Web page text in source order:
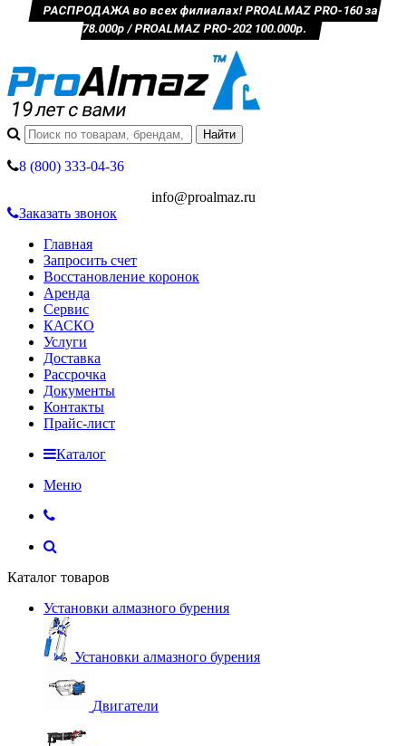
РАСПРОДАЖА во всех филиалах! PROALMAZ PRO-160 за
78.000р / PROALMAZ PRO-202 100.000р.
8 (800) 333-04-36
info@proalmaz.ru
Заказать звонок
Главная
Запросить счет
Восстановление коронок
Аренда
Сервис
КАСКО
Услуги
Доставка
Рассрочка
Документы
Контакты
Прайс-лист
Каталог
Меню
Каталог товаров
Установки алмазного бурения
Установки алмазного бурения
Двигатели